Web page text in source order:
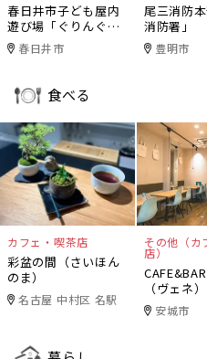
春日井市子ども屋内
遊び場「ぐりんぐり
ん」春日井市
尾三消防
消防署」
豊明市
食べる
カフェ・喫茶店
彩盆の間（さいほん
のま）
名古屋 中村区 名駅
その他（カ
店）
（ヴェネ）
安城市